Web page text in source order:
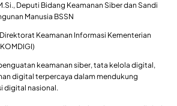
Deputi Bidang Keamanan Siber dan Sandi
Manusia BSSN
Keamanan Informasi Kementerian
keamanan siber, tata kelola digital,
digital terpercaya dalam mendukung
digital nasional.